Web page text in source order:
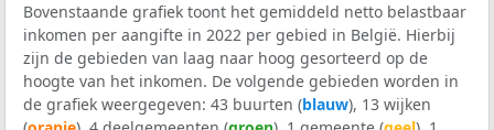
Bovenstaande grafiek toont het gemiddeld netto belastbaar
inkomen per aangifte in 2022 per gebied in België. Hierbij
zijn de gebieden van laag naar hoog gesorteerd op de
hoogte van het inkomen. De volgende gebieden worden in
de grafiek weergegeven: 43 buurten (blauw), 13 wijken